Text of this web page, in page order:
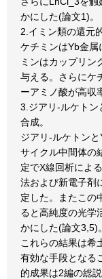
かにした(論文1)。
2.イミン類の還元
ケチミンはYb金属
ミンはカップリン
与える。さらにケ
ーアミノ酸が高収
3.ジアリ-ルケトン
合成。
ジアリ-ルケトン
サイクル中間体の
定でX線回析によ
法および新電子剤
定した。またこの
ると高純度の光学
かにした(論文3,5)。
これらの結果は希
有効な手段となる
的成果は2編の総